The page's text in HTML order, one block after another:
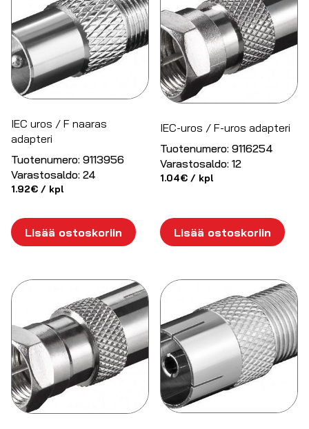
IEC uros / F naaras
adapteri
Tuotenumero: 9113956
Varastosaldo: 24
1.92€ / kpl
Lisää ostoskoriin
IEC-uros / F-uros adapteri
Tuotenumero: 9116254
Varastosaldo: 12
1.04€ / kpl
Lisää ostoskoriin